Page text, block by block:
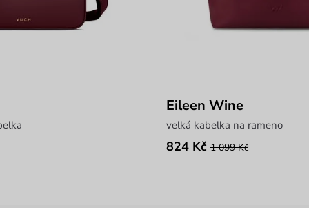
Eileen Wine
velká kabelka na rameno
824 Kč 1 099 Kč